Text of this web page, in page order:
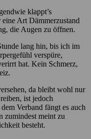
klappt’s
Art Dämmerzustand
die Augen zu öffnen.
lang hin, bis ich im
verspüre,
hat. Kein Schmerz,
da bleibt wohl nur
ist jedoch
Verband fängt es auch
zumindest meint zu
besteht.